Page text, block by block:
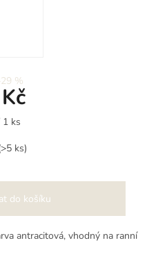
%
1 ks
ks)
do košíku
antracitová, vhodný na ranní